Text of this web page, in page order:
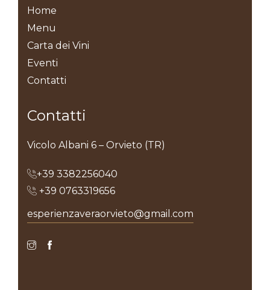
Home
Menu
Carta dei Vini
Eventi
Contatti
Contatti
Vicolo Albani 6 – Orvieto (TR)
+39 3382256040
+39 0763319656
esperienzaveraorvieto@gmail.com